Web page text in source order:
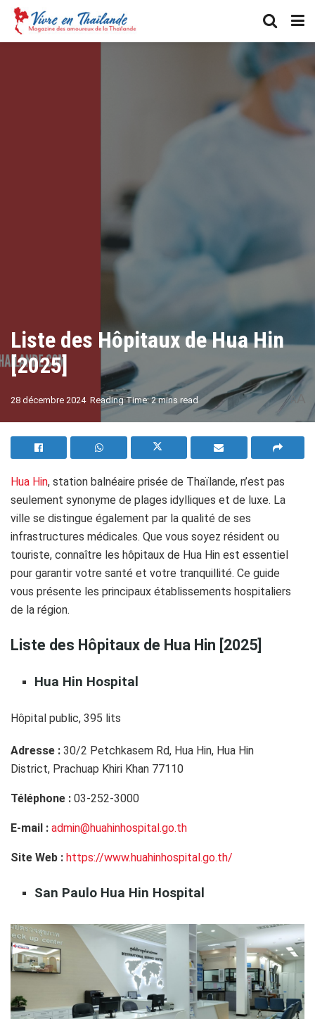
Liste des Hôpitaux de Hua Hin
[2025]
28 décembre 2024 Reading Time: 2 mins read AA
Hua Hin, station balnéaire prisée de Thaïlande, n’est pas
seulement synonyme de plages idylliques et de luxe. La
ville se distingue également par la qualité de ses
infrastructures médicales. Que vous soyez résident ou
touriste, connaître les hôpitaux de Hua Hin est essentiel
pour garantir votre santé et votre tranquillité. Ce guide
vous présente les principaux établissements hospitaliers
de la région.
Liste des Hôpitaux de Hua Hin [2025]
Hua Hin Hospital
Hôpital public, 395 lits
Adresse : 30/2 Petchkasem Rd, Hua Hin, Hua Hin
District, Prachuap Khiri Khan 77110
Téléphone : 03-252-3000
E-mail : admin@huahinhospital.go.th
Site Web : https://www.huahinhospital.go.th/
San Paulo Hua Hin Hospital